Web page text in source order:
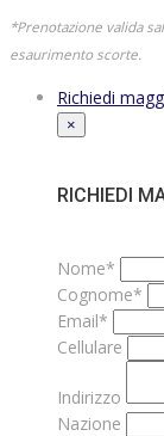
*Prenotazione valida
esaurimento scorte.
Richiedi
×
RICHIEDI
Nome*
Cognome*
Email*
Cellulare
Indirizzo
Nazione